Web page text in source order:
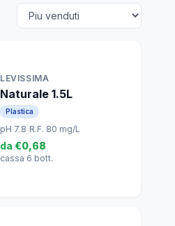
LEVISSIMA
Naturale 1.5L
Plastica
pH 7.8 R.F. 80 mg/L
da €0,68
cassa 6 bott.